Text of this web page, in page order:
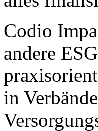
Codio
andere
in